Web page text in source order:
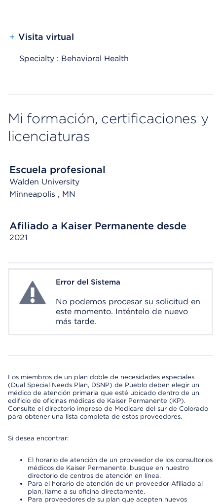
+ Visita virtual
Specialty : Behavioral Health
Mi formación, certificaciones y
licenciaturas
Escuela profesional
Walden University
Minneapolis , MN
Afiliado a Kaiser Permanente desde
2021
System ErrorError del Sistema
No podemos procesar su solicitud en
este momento. Inténtelo de nuevo
más tarde.
Los miembros de un plan doble de necesidades especiales
(Dual Special Needs Plan, DSNP) de Pueblo deben elegir un
médico de atención primaria que esté ubicado dentro de un
edificio de oficinas médicas de Kaiser Permanente (KP).
Consulte el directorio impreso de Medicare del sur de Colorado
para obtener una lista completa de estos proveedores.
Si desea encontrar:
El horario de atención de un proveedor de los consultorios
médicos de Kaiser Permanente, busque en nuestro
directorio de centros de atención en línea.
Para el horario de atención de un proveedor Afiliado al
plan, llame a su oficina directamente.
Para proveedores de su plan que acepten nuevos